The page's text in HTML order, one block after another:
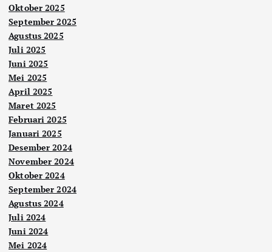
Oktober 2025
September 2025
Agustus 2025
Juli 2025
Juni 2025
Mei 2025
April 2025
Maret 2025
Februari 2025
Januari 2025
Desember 2024
November 2024
Oktober 2024
September 2024
Agustus 2024
Juli 2024
Juni 2024
Mei 2024